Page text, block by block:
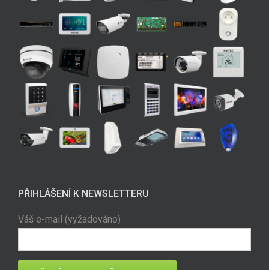
PŘIHLÁŠENÍ K NEWSLETTERU
Váš e-mail (vyžadováno)